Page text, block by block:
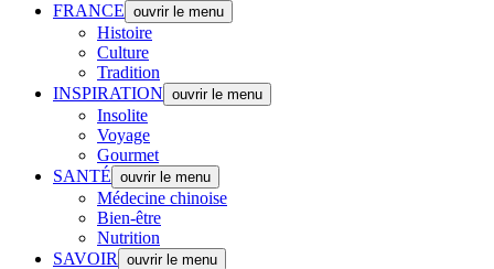
FRANCE ouvrir le menu
Histoire
Culture
Tradition
INSPIRATION ouvrir le menu
Insolite
Voyage
Gourmet
SANTÉ ouvrir le menu
Médecine chinoise
Bien-être
Nutrition
SAVOIR
ouvrir le menu